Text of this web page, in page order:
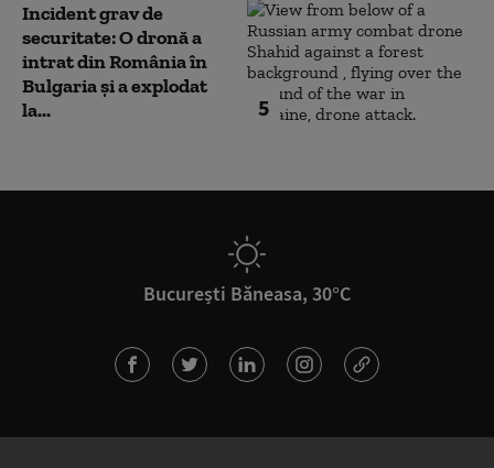
5
Incident grav de
securitate: O dronă a
intrat din România în
Bulgaria şi a explodat
la...
București Băneasa, 30°C